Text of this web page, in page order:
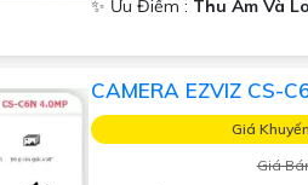
️✨ Ưu Điểm : Thu Âm Và
CAMERA EZVIZ CS-
Giá
Giá